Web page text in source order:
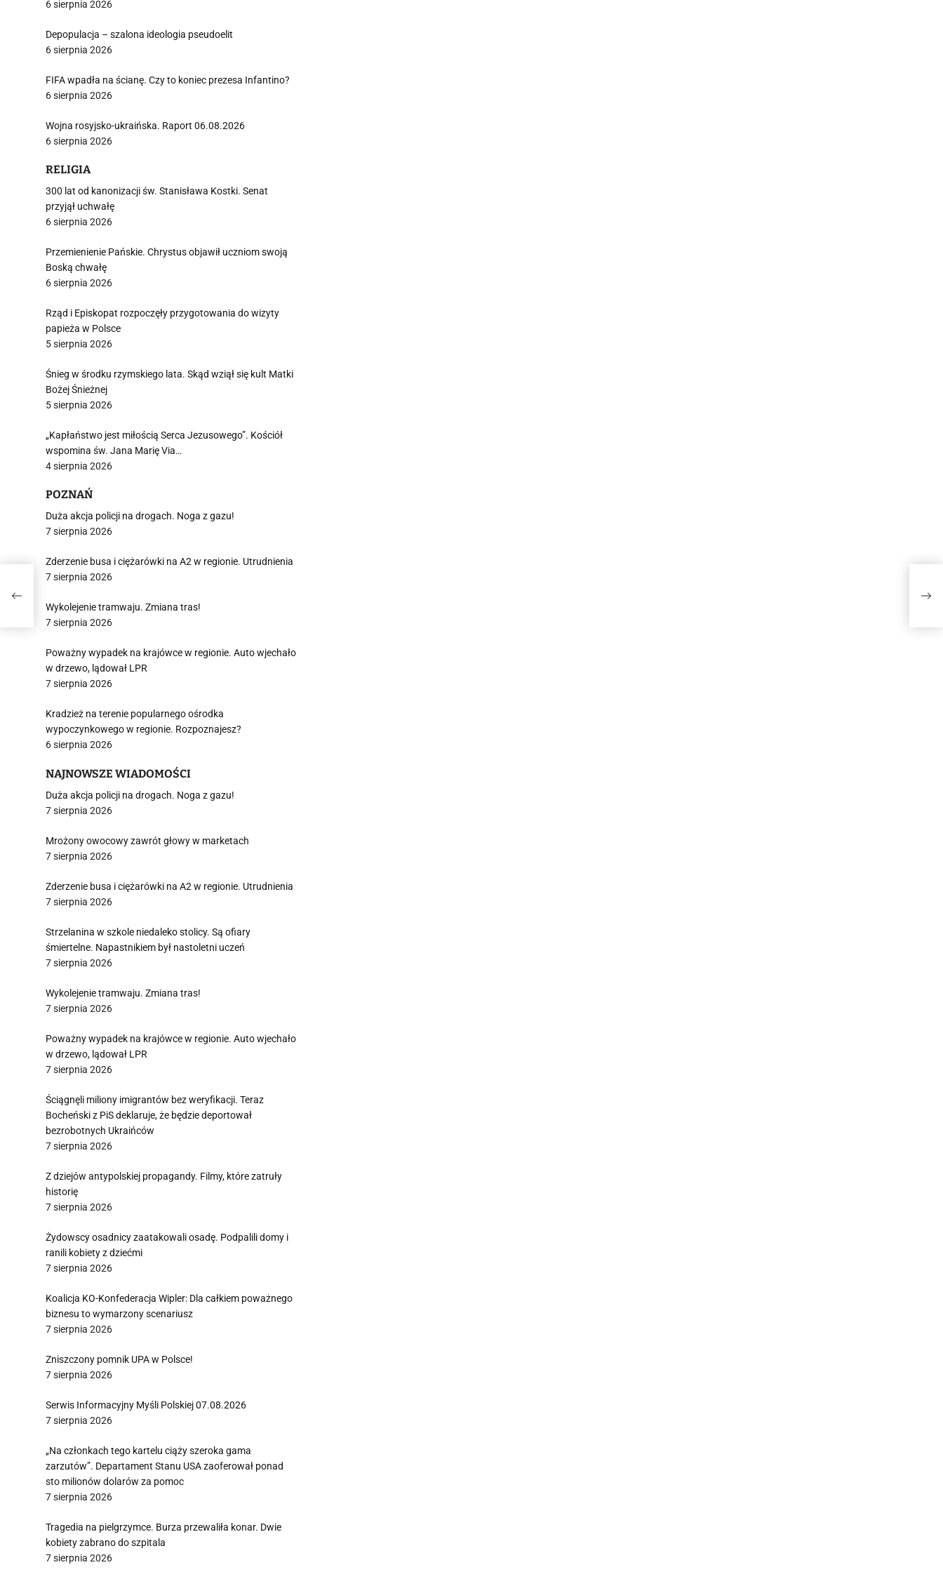
6 sierpnia 2026
Depopulacja – szalona ideologia pseudoelit
6 sierpnia 2026
FIFA wpadła na ścianę. Czy to koniec prezesa Infantino?
6 sierpnia 2026
Wojna rosyjsko-ukraińska. Raport 06.08.2026
6 sierpnia 2026
RELIGIA
300 lat od kanonizacji św. Stanisława Kostki. Senat
przyjął uchwałę
6 sierpnia 2026
Przemienienie Pańskie. Chrystus objawił uczniom swoją
Boską chwałę
6 sierpnia 2026
Rząd i Episkopat rozpoczęły przygotowania do wizyty
papieża w Polsce
5 sierpnia 2026
Śnieg w środku rzymskiego lata. Skąd wziął się kult Matki
Bożej Śnieżnej
5 sierpnia 2026
„Kapłaństwo jest miłością Serca Jezusowego”. Kościół
wspomina św. Jana Marię Via…
4 sierpnia 2026
POZNAŃ
Duża akcja policji na drogach. Noga z gazu!
7 sierpnia 2026
Zderzenie busa i ciężarówki na A2 w regionie. Utrudnienia
7 sierpnia 2026
Wykolejenie tramwaju. Zmiana tras!
7 sierpnia 2026
Poważny wypadek na krajówce w regionie. Auto wjechało
w drzewo, lądował LPR
7 sierpnia 2026
Kradzież na terenie popularnego ośrodka
wypoczynkowego w regionie. Rozpoznajesz?
6 sierpnia 2026
NAJNOWSZE WIADOMOŚCI
Duża akcja policji na drogach. Noga z gazu!
7 sierpnia 2026
Mrożony owocowy zawrót głowy w marketach
7 sierpnia 2026
Zderzenie busa i ciężarówki na A2 w regionie. Utrudnienia
7 sierpnia 2026
Strzelanina w szkole niedaleko stolicy. Są ofiary
śmiertelne. Napastnikiem był nastoletni uczeń
7 sierpnia 2026
Wykolejenie tramwaju. Zmiana tras!
7 sierpnia 2026
Poważny wypadek na krajówce w regionie. Auto wjechało
w drzewo, lądował LPR
7 sierpnia 2026
Ściągnęli miliony imigrantów bez weryfikacji. Teraz
Bocheński z PiS deklaruje, że będzie deportował
bezrobotnych Ukraińców
7 sierpnia 2026
Z dziejów antypolskiej propagandy. Filmy, które zatruły
historię
7 sierpnia 2026
Żydowscy osadnicy zaatakowali osadę. Podpalili domy i
ranili kobiety z dziećmi
7 sierpnia 2026
Koalicja KO-Konfederacja Wipler: Dla całkiem poważnego
biznesu to wymarzony scenariusz
7 sierpnia 2026
Zniszczony pomnik UPA w Polsce!
7 sierpnia 2026
Serwis Informacyjny Myśli Polskiej 07.08.2026
7 sierpnia 2026
„Na członkach tego kartelu ciąży szeroka gama
zarzutów”. Departament Stanu USA zaoferował ponad
sto milionów dolarów za pomoc
7 sierpnia 2026
Tragedia na pielgrzymce. Burza przewaliła konar. Dwie
kobiety zabrano do szpitala
7 sierpnia 2026